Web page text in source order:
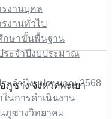
งานบุคล
งานทั่วไป
กษาขั้นพื้นฐาน
ะจำปีงบประมาณ
ะจำปีงบประมาณ 2568
นการดำเนินงาน
ภูซางวิทยาคม
ภูซาง จังหวัดพะเยา